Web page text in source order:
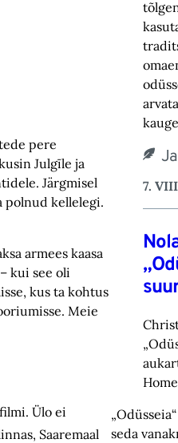
pere
Julgīle ja
Järgmisel
polnud kellelegi.
armees kaasa
kui see oli
kus ta kohtus
Meie
Ülo ei
Saaremaal
7.
seda